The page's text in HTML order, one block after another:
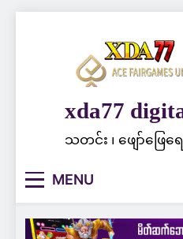
xda77
သတင်း ၊ ဖျော်ဖြေ
MENU